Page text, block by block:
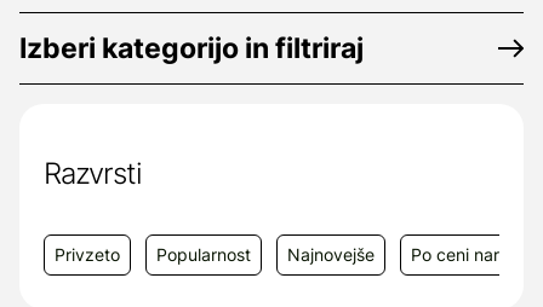
Izberi kategorijo in filtriraj
Razvrsti
Privzeto Popularnost Najnovejše Po ceni